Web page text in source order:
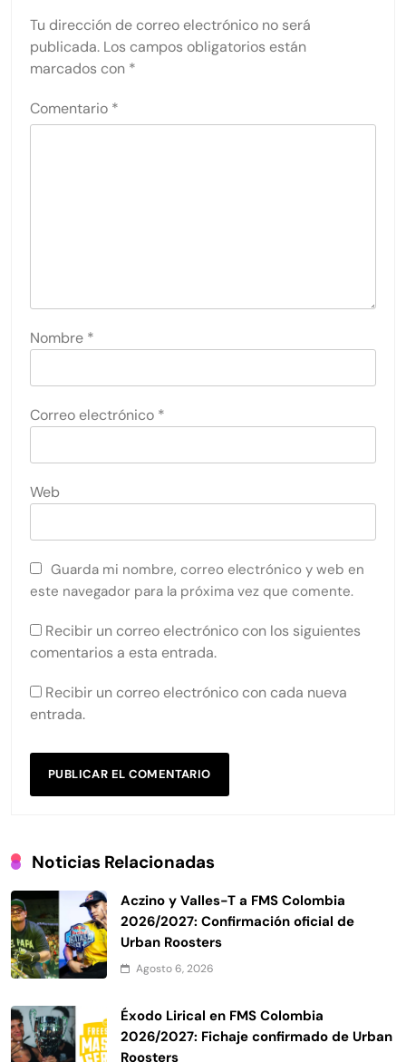
Tu dirección de correo electrónico no será
publicada. Los campos obligatorios están
marcados con *
Comentario *
Nombre *
Correo electrónico *
Web
Guarda mi nombre, correo electrónico y web en
este navegador para la próxima vez que comente.
Recibir un correo electrónico con los siguientes
comentarios a esta entrada.
Recibir un correo electrónico con cada nueva
entrada.
Noticias Relacionadas
Aczino y Valles-T a FMS Colombia
2026/2027: Confirmación oficial de
Urban Roosters
Agosto 6, 2026
Éxodo Lirical en FMS Colombia
2026/2027: Fichaje confirmado de Urban
Roosters